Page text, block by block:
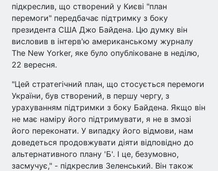
підкреслив, що створений у Києві "план
перемоги" передбачає підтримку з боку
президента США Джо Байдена. Цю думку він
висловив в інтерв'ю американському журналу
The New Yorker, яке було опубліковане в неділю,
22 вересня.
"Цей стратегічний план, що стосується перемоги
України, був створений, в першу чергу, з
урахуванням підтримки з боку Байдена. Якщо він
не має наміру його підтримувати, я не в змозі
його переконати. У випадку його відмови, нам
доведеться продовжувати діяти відповідно до
альтернативного плану 'Б'. І це, безумовно,
засмучує," - підкреслив Зеленський. Він також